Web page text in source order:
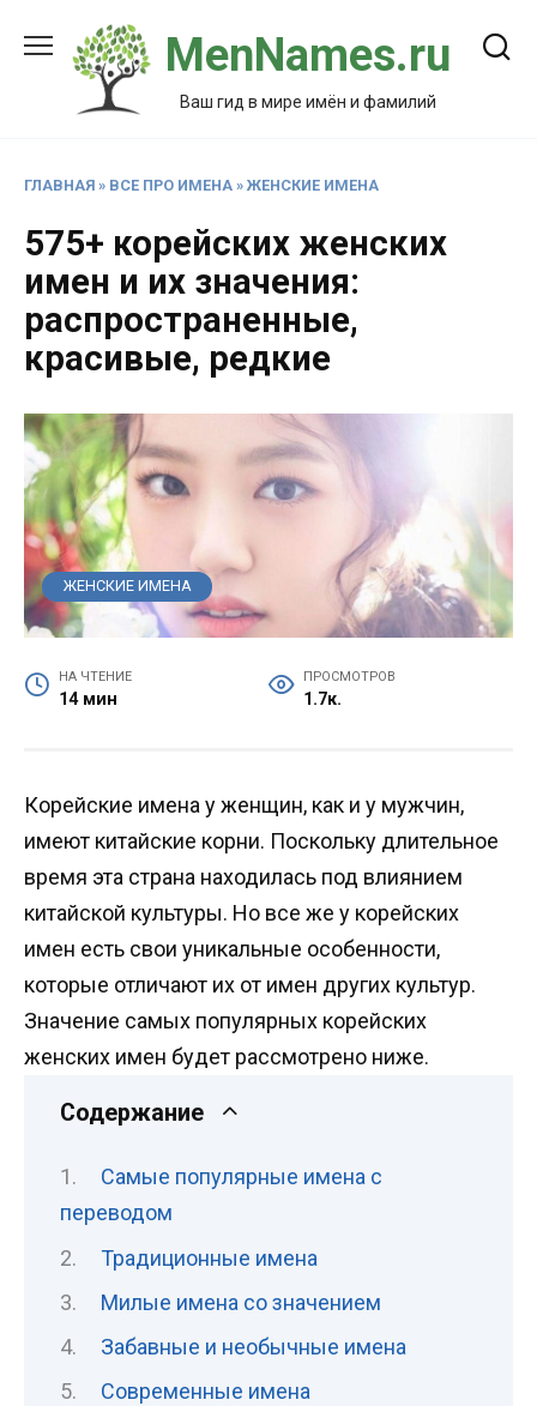
содержанию
MenNames.ru
Ваш гид в мире имён и фамилий
ГЛАВНАЯ » ВСЕ ПРО ИМЕНА » ЖЕНСКИЕ ИМЕНА
575+ корейских женских
имен и их значения:
распространенные,
красивые, редкие
ЖЕНСКИЕ ИМЕНА
НА ЧТЕНИЕ
14 мин
ПРОСМОТРОВ
1.7к.
Корейские имена у женщин, как и у мужчин,
имеют китайские корни. Поскольку длительное
время эта страна находилась под влиянием
китайской культуры. Но все же у корейских
имен есть свои уникальные особенности,
которые отличают их от имен других культур.
Значение самых популярных корейских
женских имен будет рассмотрено ниже.
Содержание
Самые популярные имена с
переводом
Традиционные имена
Милые имена со значением
Забавные и необычные имена
Современные имена